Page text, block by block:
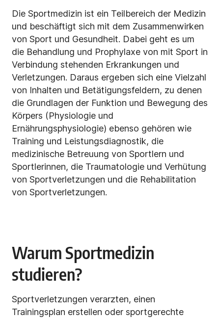
Die Sportmedizin ist ein Teilbereich der Medizin
und beschäftigt sich mit dem Zusammenwirken
von Sport und Gesundheit. Dabei geht es um
die Behandlung und Prophylaxe von mit Sport in
Verbindung stehenden Erkrankungen und
Verletzungen. Daraus ergeben sich eine Vielzahl
von Inhalten und Betätigungsfeldern, zu denen
die Grundlagen der Funktion und Bewegung des
Körpers (Physiologie und
Ernährungsphysiologie) ebenso gehören wie
Training und Leistungsdiagnostik, die
medizinische Betreuung von Sportlern und
Sportlerinnen, die Traumatologie und Verhütung
von Sportverletzungen und die Rehabilitation
von Sportverletzungen.
Warum Sportmedizin
studieren?
Sportverletzungen verarzten, einen
Trainingsplan erstellen oder sportgerechte